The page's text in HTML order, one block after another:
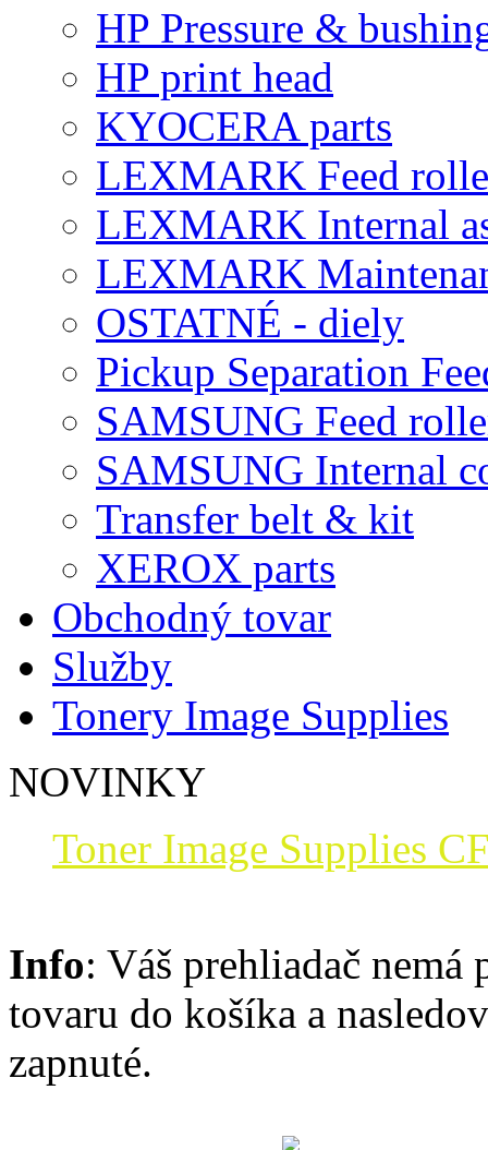
HP Pressure &
HP print head
KYOCERA parts
LEXMARK Feed
LEXMARK Internal
LEXMARK
OSTATNÉ - diely
Pickup Separation
SAMSUNG Feed
SAMSUNG Internal
Transfer belt & kit
XEROX parts
Obchodný tovar
Služby
Tonery Image Supplies
NOVINKY
Toner Image Supplies
Info: Váš prehliadač nemá
tovaru do košíka a
zapnuté.